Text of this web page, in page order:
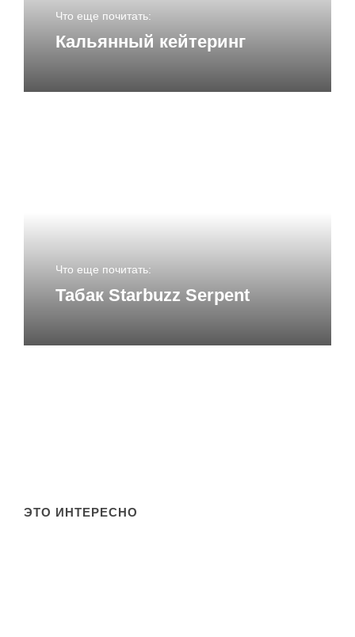
Что еще почитать:
Кальянный кейтеринг
Что еще почитать:
Табак Starbuzz Serpent
ЭТО ИНТЕРЕСНО